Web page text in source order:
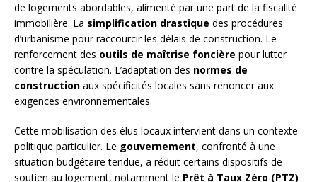
de logements abordables, alimenté par une part de la fiscalité
immobilière. La simplification drastique des procédures
d’urbanisme pour raccourcir les délais de construction. Le
renforcement des outils de maîtrise foncière pour lutter
contre la spéculation. L’adaptation des normes de
construction aux spécificités locales sans renoncer aux
exigences environnementales.
Cette mobilisation des élus locaux intervient dans un contexte
politique particulier. Le gouvernement, confronté à une
situation budgétaire tendue, a réduit certains dispositifs de
soutien au logement, notamment le Prêt à Taux Zéro (PTZ)